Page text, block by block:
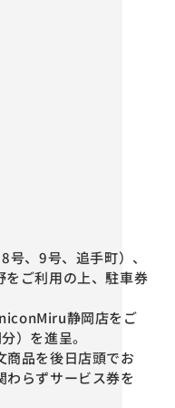
、9号、追手町）、
をご利用の上、駐車券
静岡店をご
）を進呈。
商品を後日店頭でお
わらずサービス券を